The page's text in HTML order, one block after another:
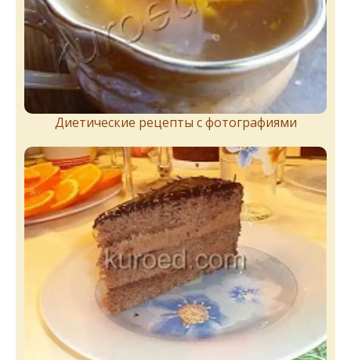
Диетические рецепты с фотографиями